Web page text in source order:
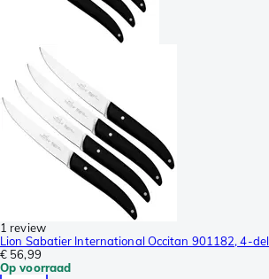
1 review
Lion Sabatier International Occitan 901182, 4-
€ 56,99
Op voorraad